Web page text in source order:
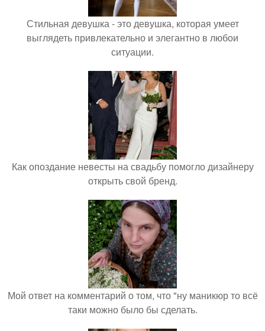
Стильная девушка - это девушка, которая умеет
выглядеть привлекательно и элегантно в любои
ситуации.
Как опоздание невесты на свадьбу помогло дизайнеру
открыть свой бренд.
Мой ответ на комментарий о том, что "ну маникюр то всё
таки можно было бы сделать.